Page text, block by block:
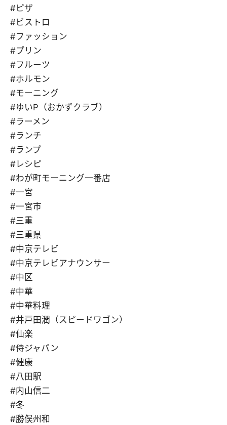
#ピザ
#ビストロ
#ファッション
#プリン
#フルーツ
#ホルモン
#モーニング
#ゆいP（おかずクラブ）
#ラーメン
#ランチ
#ランプ
#レシピ
#わが町モーニング一番店
#一宮
#一宮市
#三重
#三重県
#中京テレビ
#中京テレビアナウンサー
#中区
#中華
#中華料理
#井戸田潤（スピードワゴン）
#仙楽
#侍ジャパン
#健康
#八田駅
#内山信二
#冬
#勝俣州和